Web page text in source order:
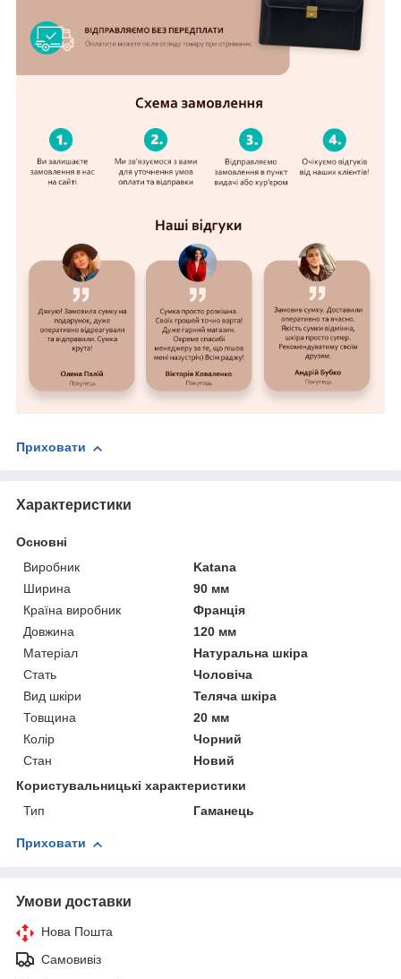
Приховати
Характеристики
Основні
Виробник
Katana
Ширина
90 мм
Країна виробник
Франція
Довжина
120 мм
Матеріал
Натуральна шкіра
Стать
Чоловіча
Вид шкіри
Теляча шкіра
Товщина
20 мм
Колір
Чорний
Стан
Новий
Користувальницькі характеристики
Тип
Гаманець
Приховати
Умови доставки
Нова Пошта
Самовивіз